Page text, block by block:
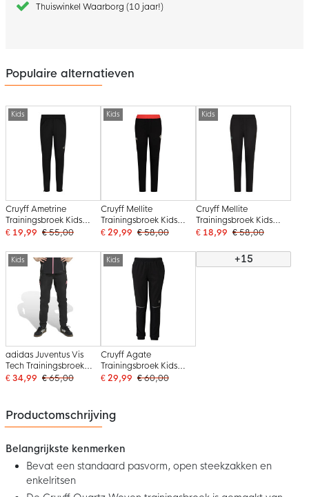
Thuiswinkel Waarborg (10 jaar!)
Populaire alternatieven
Kids
Cruyff Ametrine
Trainingsbroek Kids
Zwart
€ 19,99 € 55,00
Kids
Cruyff Mellite
Trainingsbroek Kids
Zwart Rood
€ 29,99 € 58,00
Kids
Cruyff Mellite
Trainingsbroek Kids
Zwart Blauw
€ 18,99 € 58,00
Kids
adidas Juventus Vis
Tech Trainingsbroek
Kids Zwart Roze
€ 34,99 € 65,00
Kids
Cruyff Agate
Trainingsbroek Kids
Zwart
€ 29,99 € 60,00
+15
Productomschrijving
Belangrijkste kenmerken
Bevat een standaard pasvorm, open steekzakken en
enkelritsen